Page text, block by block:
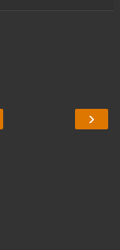
›